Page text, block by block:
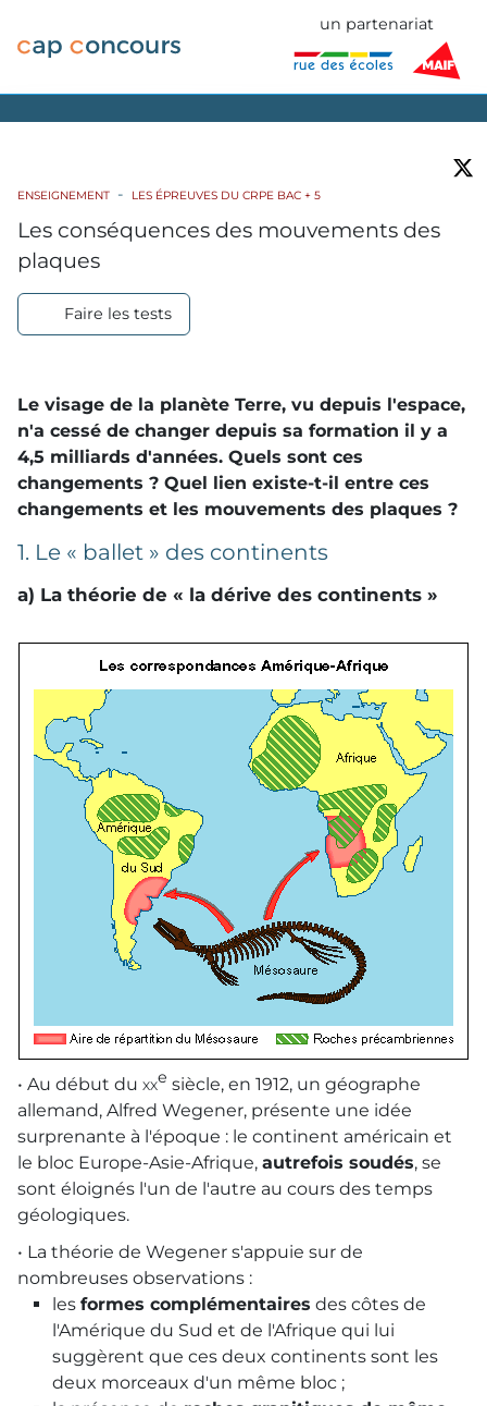
un partenariat
ENSEIGNEMENT LES ÉPREUVES DU CRPE BAC + 5
Les conséquences des mouvements des
plaques
Faire les tests
Le visage de la planète Terre, vu depuis l'espace,
n'a cessé de changer depuis sa formation il y a
4,5 milliards d'années. Quels sont ces
changements ? Quel lien existe-t-il entre ces
changements et les mouvements des plaques ?
1. Le « ballet » des continents
a) La théorie de « la dérive des continents »
• Au début du xxe siècle, en 1912, un géographe
allemand, Alfred Wegener, présente une idée
surprenante à l'époque : le continent américain et
le bloc Europe-Asie-Afrique, autrefois soudés, se
sont éloignés l'un de l'autre au cours des temps
géologiques.
• La théorie de Wegener s'appuie sur de
nombreuses observations :
les formes complémentaires des côtes de
l'Amérique du Sud et de l'Afrique qui lui
suggèrent que ces deux continents sont les
deux morceaux d'un même bloc ;